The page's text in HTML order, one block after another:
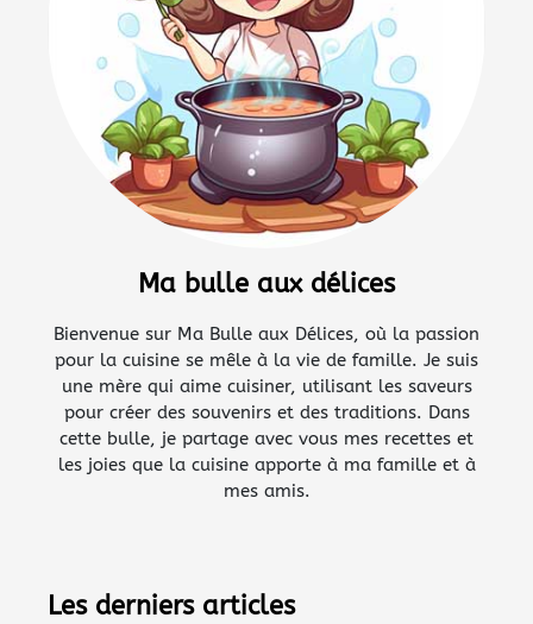
Ma bulle aux délices
Bienvenue sur Ma Bulle aux Délices, où la passion
pour la cuisine se mêle à la vie de famille. Je suis
une mère qui aime cuisiner, utilisant les saveurs
pour créer des souvenirs et des traditions. Dans
cette bulle, je partage avec vous mes recettes et
les joies que la cuisine apporte à ma famille et à
mes amis.
Les derniers articles